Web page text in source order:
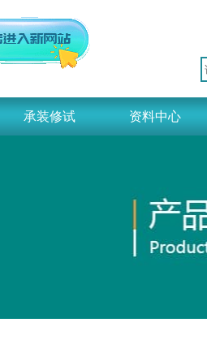
承装修试 资料中心